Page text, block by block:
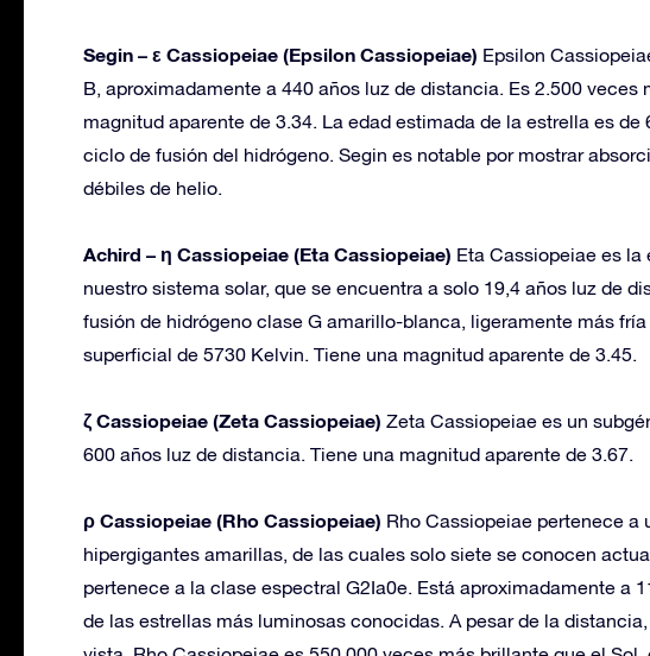
Segin – ε Cassiopeiae (Epsilon Cassiopeiae) Epsilon
B, aproximadamente a 440 años luz de distancia. Es 2.500 veces
magnitud aparente de 3.34. La edad estimada de la estrella es
ciclo de fusión del hidrógeno. Segin es notable por mostrar
débiles de helio.
Achird – η Cassiopeiae (Eta Cassiopeiae) Eta Cassiopeiae es
nuestro sistema solar, que se encuentra a solo 19,4 años luz de
fusión de hidrógeno clase G amarillo-blanca, ligeramente más
superficial de 5730 Kelvin. Tiene una magnitud aparente de 3.45.
ζ Cassiopeiae (Zeta Cassiopeiae) Zeta Cassiopeiae es un
600 años luz de distancia. Tiene una magnitud aparente de 3.67.
ρ Cassiopeiae (Rho Cassiopeiae) Rho Cassiopeiae pertenece a
hipergigantes amarillas, de las cuales solo siete se conocen
pertenece a la clase espectral G2Ia0e. Está aproximadamente a
de las estrellas más luminosas conocidas. A pesar de la